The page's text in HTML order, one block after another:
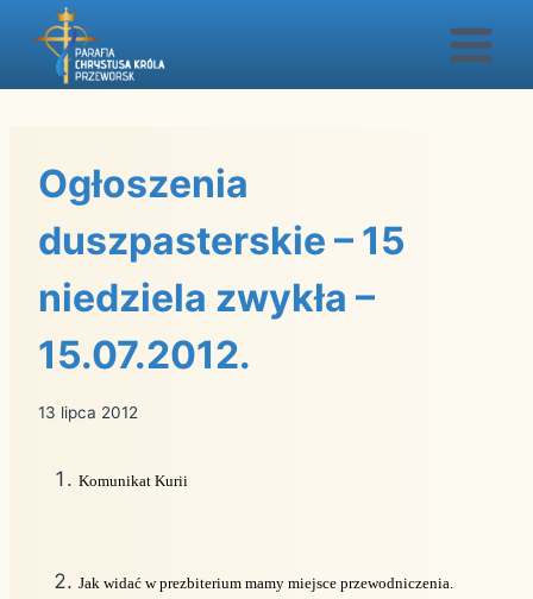
Przejdź
Ogłoszenia
duszpasterskie – 15
niedziela zwykła –
15.07.2012.
13 lipca 2012
Komunikat Kurii
Jak widać w prezbiterium mamy miejsce przewodniczenia.